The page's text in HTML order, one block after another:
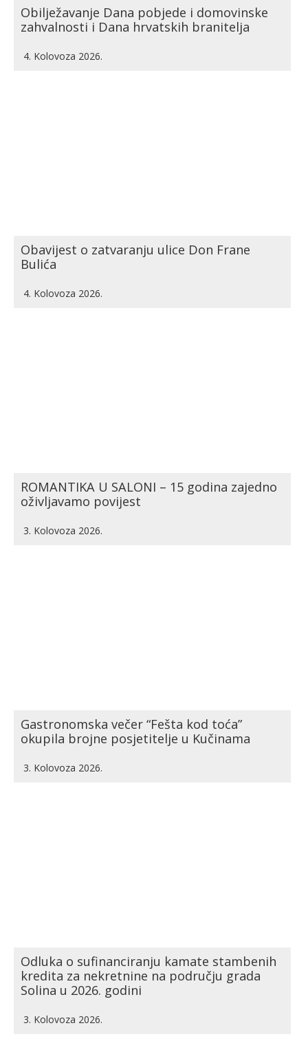
Obilježavanje Dana pobjede i domovinske
zahvalnosti i Dana hrvatskih branitelja
4. Kolovoza 2026.
Obavijest o zatvaranju ulice Don Frane
Bulića
4. Kolovoza 2026.
ROMANTIKA U SALONI – 15 godina zajedno
oživljavamo povijest
3. Kolovoza 2026.
Gastronomska večer “Fešta kod toća”
okupila brojne posjetitelje u Kučinama
3. Kolovoza 2026.
Odluka o sufinanciranju kamate stambenih
kredita za nekretnine na području grada
Solina u 2026. godini
3. Kolovoza 2026.